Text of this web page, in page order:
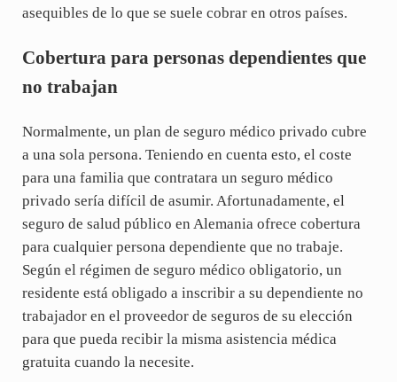
asequibles de lo que se suele cobrar en otros países.
Cobertura para personas dependientes que
no trabajan
Normalmente, un plan de seguro médico privado cubre
a una sola persona. Teniendo en cuenta esto, el coste
para una familia que contratara un seguro médico
privado sería difícil de asumir. Afortunadamente, el
seguro de salud público en Alemania ofrece cobertura
para cualquier persona dependiente que no trabaje.
Según el régimen de seguro médico obligatorio, un
residente está obligado a inscribir a su dependiente no
trabajador en el proveedor de seguros de su elección
para que pueda recibir la misma asistencia médica
gratuita cuando la necesite.